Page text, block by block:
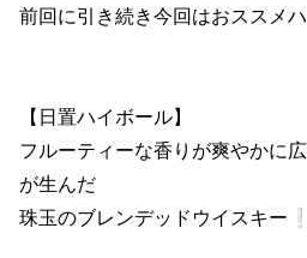
前回に引き続き今回はおススメ
【日置ハイボール】
フルーティーな香りが爽やかに
が生んだ
珠玉のブレンデッドウイスキー❕